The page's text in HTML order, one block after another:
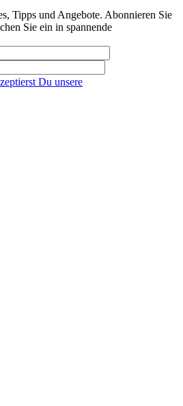
Tipps und Angebote. Abonnieren Sie
Sie ein in spannende
Du unsere